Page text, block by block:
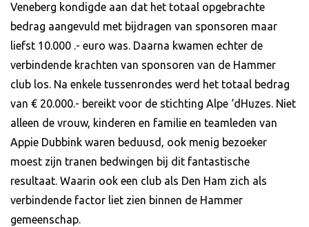
Veneberg kondigde aan dat het totaal opgebrachte
bedrag aangevuld met bijdragen van sponsoren maar
liefst 10.000 .- euro was. Daarna kwamen echter de
verbindende krachten van sponsoren van de Hammer
club los. Na enkele tussenrondes werd het totaal bedrag
van € 20.000.- bereikt voor de stichting Alpe ‘dHuzes. Niet
alleen de vrouw, kinderen en familie en teamleden van
Appie Dubbink waren beduusd, ook menig bezoeker
moest zijn tranen bedwingen bij dit fantastische
resultaat. Waarin ook een club als Den Ham zich als
verbindende factor liet zien binnen de Hammer
gemeenschap.